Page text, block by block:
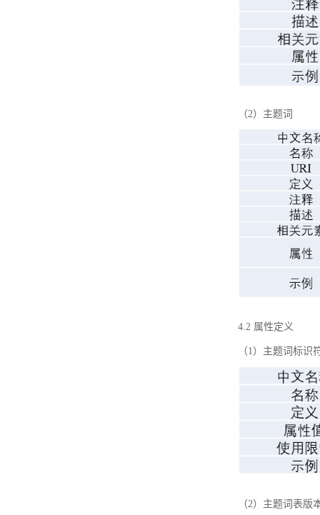
（2）主题词
4.2 属性定义
（1）主题词标识
（2）主题词表版